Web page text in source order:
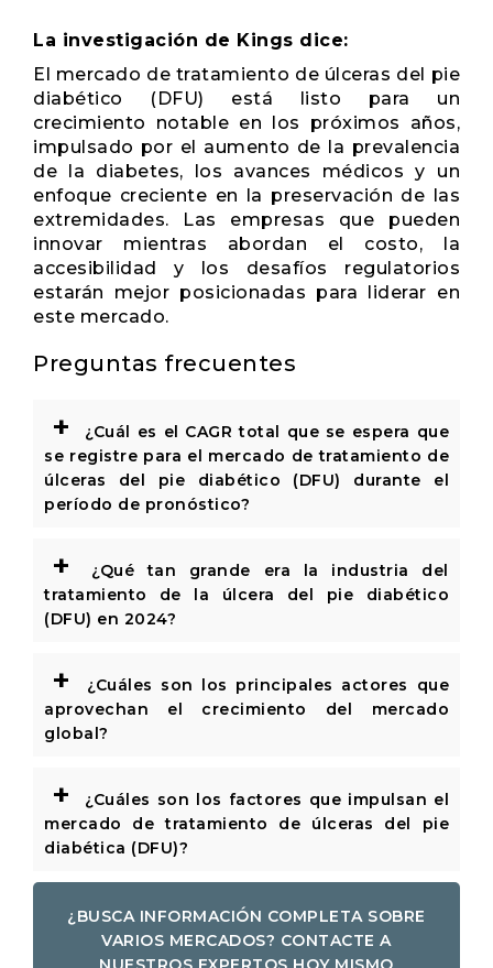
La investigación de Kings dice:
El mercado de tratamiento de úlceras del pie
diabético (DFU) está listo para un
crecimiento notable en los próximos años,
impulsado por el aumento de la prevalencia
de la diabetes, los avances médicos y un
enfoque creciente en la preservación de las
extremidades. Las empresas que pueden
innovar mientras abordan el costo, la
accesibilidad y los desafíos regulatorios
estarán mejor posicionadas para liderar en
este mercado.
Preguntas frecuentes
+
¿Cuál es el CAGR total que se espera que
se registre para el mercado de tratamiento de
úlceras del pie diabético (DFU) durante el
período de pronóstico?
+
¿Qué tan grande era la industria del
tratamiento de la úlcera del pie diabético
(DFU) en 2024?
+
¿Cuáles son los principales actores que
aprovechan el crecimiento del mercado
global?
+
¿Cuáles son los factores que impulsan el
mercado de tratamiento de úlceras del pie
diabética (DFU)?
¿BUSCA INFORMACIÓN COMPLETA SOBRE
VARIOS MERCADOS? CONTACTE A